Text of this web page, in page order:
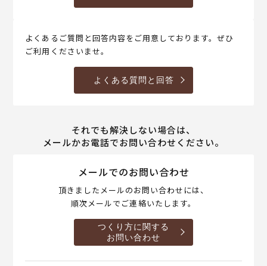
よくあるご質問と回答内容をご用意しております。ぜひ
ご利用くださいませ。
よくある質問と回答
それでも解決しない場合は、
メールかお電話でお問い合わせください。
メールでのお問い合わせ
頂きましたメールのお問い合わせには、
順次メールでご連絡いたします。
つくり方に関する
お問い合わせ